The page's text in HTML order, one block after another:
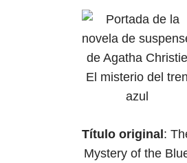
Título original :
Mystery of the